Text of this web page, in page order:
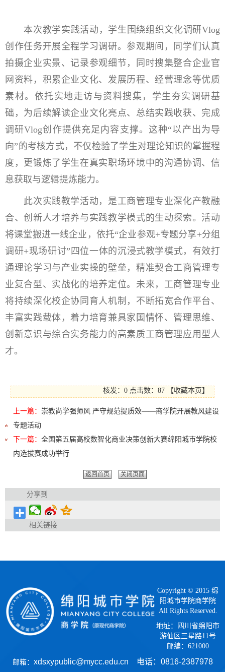
本次教学实践活动，学生围绕组织文化调研Vlog
创作任务开展全程学习调研。参观期间，同学们认真
拍摄企业实景、记录参观细节，同时搜集整合企业官
网资料，积累企业文化、发展历程、经营理念等优质
素材。依托实地走访与资料搜集，学生夯实调研基
础，为后续解读企业文化亮点、总结实践收获、完成
调研Vlog创作提供充足内容支撑。这种“以产出为导
向”的考核方式，不仅检验了学生对理论知识的掌握程
度，更锻炼了学生在真实职场环境中的沟通协调、信
息获取与逻辑提炼能力。
此次实践教学活动，是工商管理专业深化产教融
合、创新人才培养与实践教学模式的生动探索。活动
将课堂搬进一线企业，依托“企业参观+专题分享+分组
调研+现场研讨”四位一体的沉浸式教学模式，有效打
通理论学习与产业实操的壁垒，精准契合工商管理专
业复合型、实战化的培养定位。未来，工商管理专业
将持续深化校企协同育人机制，不断拓宽合作平台、
丰富实践载体，着力培育兼具家国情怀、管理思维、
创新意识与综合实务能力的高素质工商管理应用型人
才。
核发：0 点击数：87 【收藏本页 】
上一篇： 崇教尚学强师风 严守规范提质效——商学院开展教风建设
专题活动
下一篇： 全国第五届高校数智化商业决策创新大赛绵阳城市学院校
内选拔赛成功举行
返回首页 关闭页面
分享到
相关链接
Copyright © 2015 绵
阳城市学院商学院
All Rights Reserved.
地址：四川省绵阳市
游仙区三星路11号
邮编：621000
邮箱： xdsxypublic@mycc.edu.cn 电话： 0816-2387978